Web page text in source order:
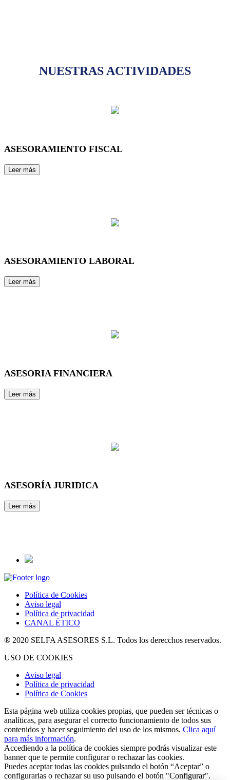
NUESTRAS ACTIVIDADES
ASESORAMIENTO FISCAL
ASESORAMIENTO LABORAL
ASESORIA FINANCIERA
ASESORÍA JURIDICA
Política de Cookies
Aviso legal
Política de privacidad
CANAL ÉTICO
® 2020 SELFA ASESORES S.L. Todos los derecchos reservados.
USO DE COOKIES
Aviso legal
Política de privacidad
Política de Cookies
Esta página web utiliza cookies propias, que pueden ser técnicas o
analíticas, para asegurar el correcto funcionamiento de todos sus
contenidos y hacer seguimiento del uso de los mismos. Clica aquí
para más información.
Accediendo a la política de cookies siempre podrás visualizar este
banner que te permite configurar o rechazar las cookies.
Puedes aceptar todas las cookies pulsando el botón “Aceptar” o
configurarlas o rechazar su uso pulsando el botón "Configurar".